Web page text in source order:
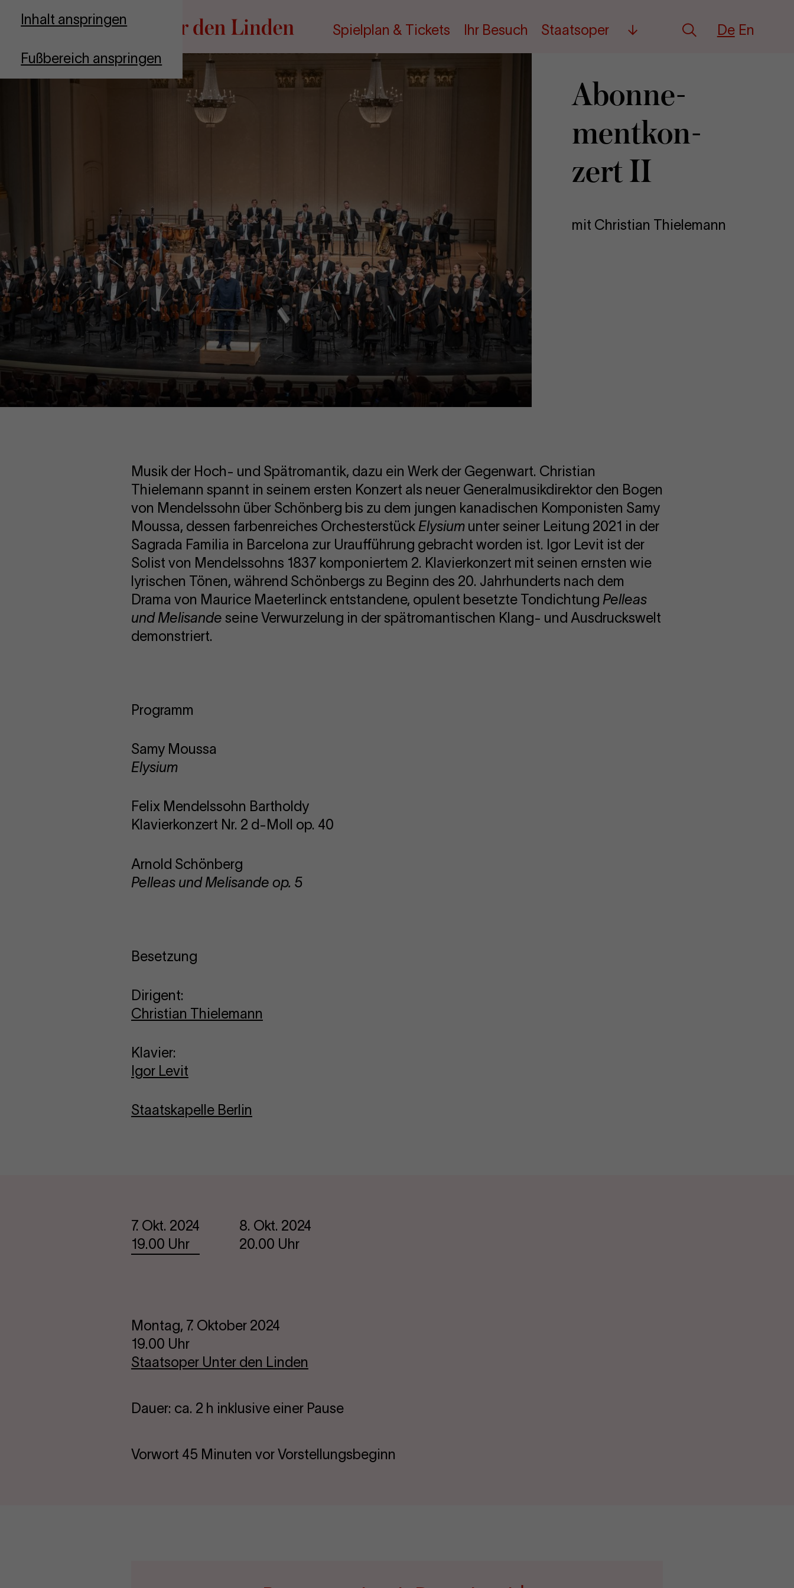
Inhalt anspringen
Fußbereich anspringen
Zur Startseite
Spielplan & Tickets Ihr Besuch Staatsoper
Mehr SucheDeutsch
De English
En
Abon­ne­
ment­kon­
zert II
mit Christian Thielemann
Musik der Hoch- und Spätromantik, dazu ein Werk der Gegenwart. Christian
Thielemann spannt in seinem ersten Konzert als neuer Generalmusikdirektor den Bogen
von Mendelssohn über Schönberg bis zu dem jungen kanadischen Komponisten Samy
Moussa, dessen farbenreiches Orchesterstück Elysium unter seiner Leitung 2021 in der
Sagrada Familia in Barcelona zur Uraufführung gebracht worden ist. Igor Levit ist der
Solist von Mendelssohns 1837 komponiertem 2. Klavierkonzert mit seinen ernsten wie
lyrischen Tönen, während Schönbergs zu Beginn des 20. Jahrhunderts nach dem
Drama von Maurice Maeterlinck entstandene, opulent besetzte Tondichtung Pelleas
und Melisande seine Verwurzelung in der spätromantischen Klang- und Ausdruckswelt
demonstriert.
Programm
Samy Moussa
Elysium
Felix Mendelssohn Bartholdy
Klavierkonzert Nr. 2 d-Moll op. 40
Arnold Schönberg
Pelleas und Melisande op. 5
Besetzung
Dirigent:
Christian Thielemann
Klavier:
Igor Levit
Staatskapelle Berlin
7. Okt. 2024
19.00 Uhr
8. Okt. 2024
20.00 Uhr
Montag, 7. Oktober 2024
19.00 Uhr
Staatsoper Unter den Linden
Dauer: ca. 2 h inklusive einer Pause
Vorwort 45 Minuten vor Vorstellungsbeginn